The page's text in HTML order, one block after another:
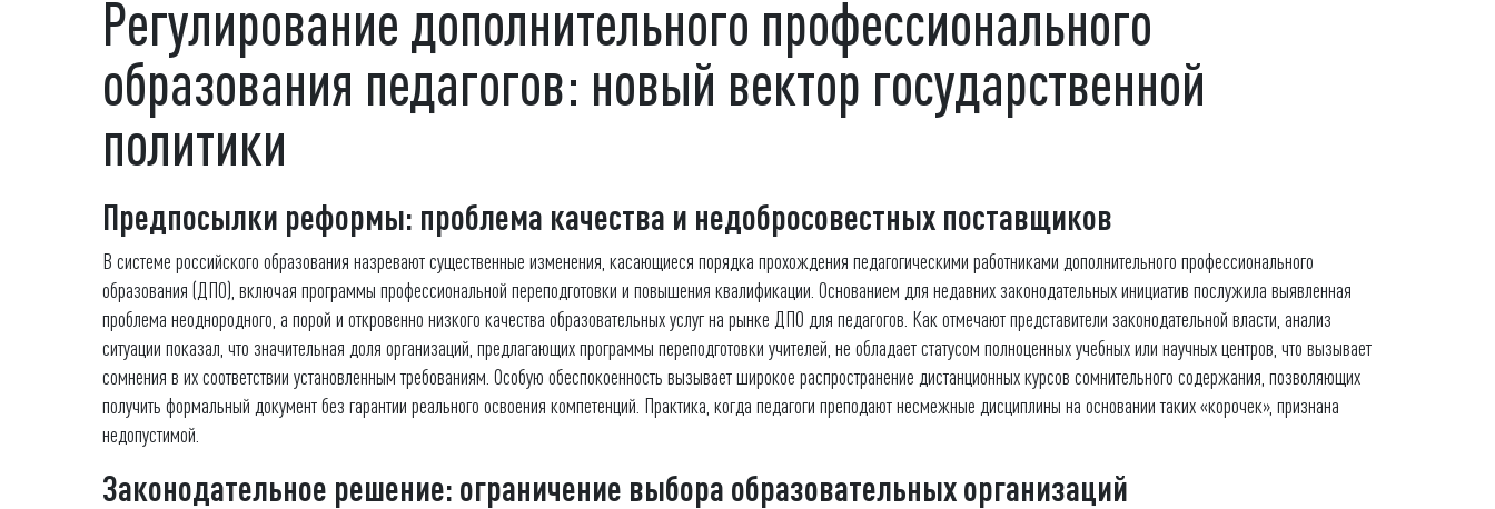
Регулирование дополнительного профессионального
образования педагогов: новый вектор государственной
политики
Предпосылки реформы: проблема качества и недобросовестных поставщиков
В системе российского образования назревают существенные изменения, касающиеся порядка прохождения педагогическими работниками дополнительного профессионального
образования (ДПО), включая программы профессиональной переподготовки и повышения квалификации. Основанием для недавних законодательных инициатив послужила выявленная
проблема неоднородного, а порой и откровенно низкого качества образовательных услуг на рынке ДПО для педагогов. Как отмечают представители законодательной власти, анализ
ситуации показал, что значительная доля организаций, предлагающих программы переподготовки учителей, не обладает статусом полноценных учебных или научных центров, что вызывает
сомнения в их соответствии установленным требованиям. Особую обеспокоенность вызывает широкое распространение дистанционных курсов сомнительного содержания, позволяющих
получить формальный документ без гарантии реального освоения компетенций. Практика, когда педагоги преподают несмежные дисциплины на основании таких «корочек», признана
недопустимой.
Законодательное решение: ограничение выбора образовательных организаций